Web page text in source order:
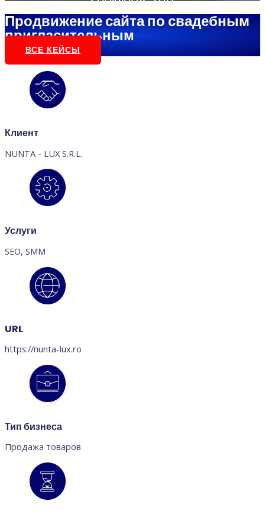
Продвижение сайта по свадебным
пригласительным
ВСЕ КЕЙСЫ
Клиент
NUNTA - LUX S.R.L.
Услуги
SEO, SMM
URL
https://nunta-lux.ro
Тип бизнеса
Продажа товаров